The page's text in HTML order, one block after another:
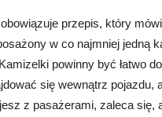
przepis, który
w co najmniej jedną
powinny być łatwo
się wewnątrz pojazdu,
z pasażerami, zaleca się,